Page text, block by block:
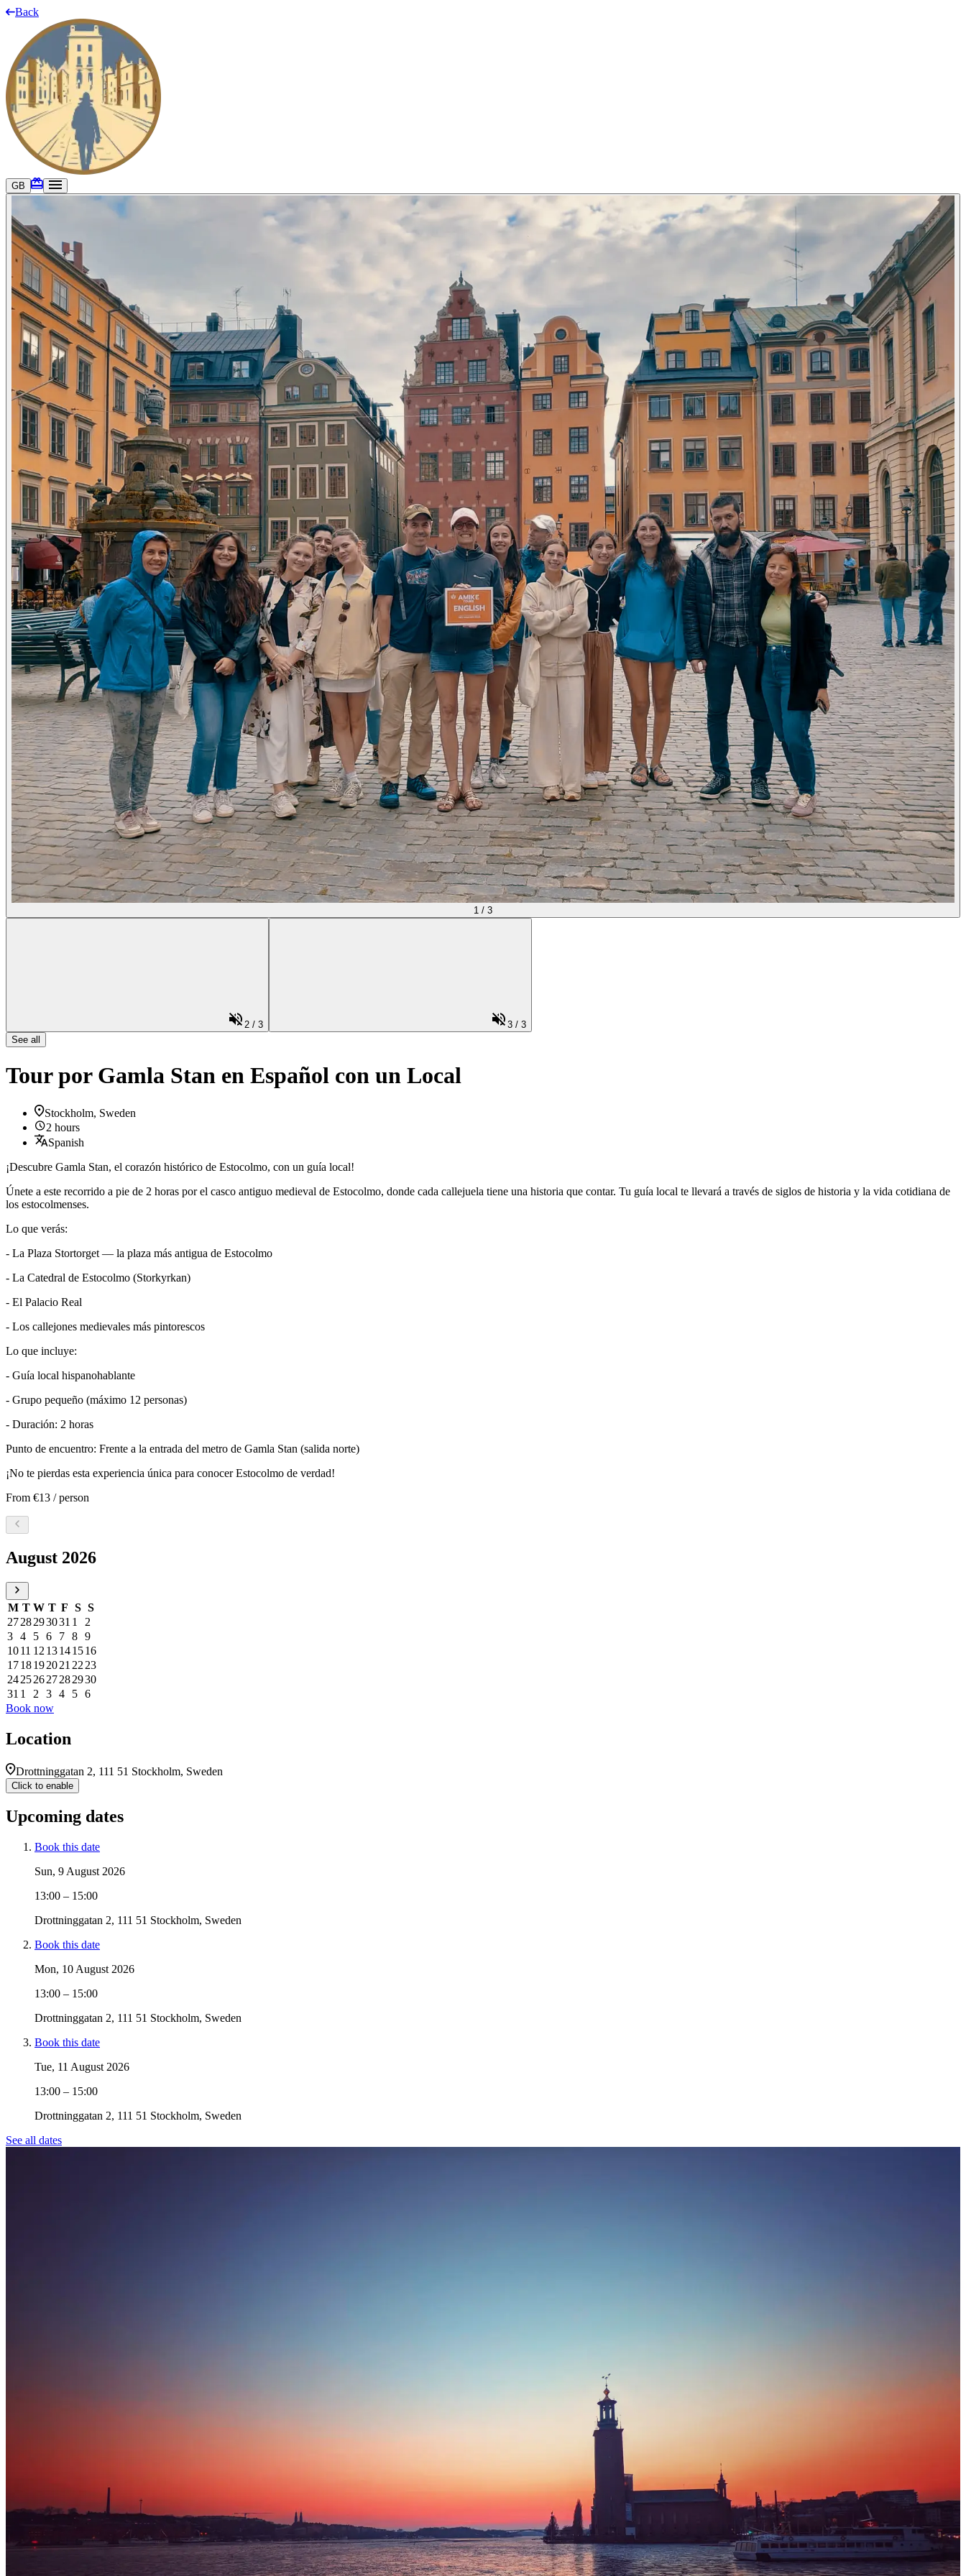
Back
GB
1 / 3
2 / 3 3 / 3
See all
Tour por Gamla Stan en Español con un Local
Stockholm, Sweden
2 hours
Spanish
¡Descubre Gamla Stan, el corazón histórico de Estocolmo, con un guía local!
Únete a este recorrido a pie de 2 horas por el casco antiguo medieval de Estocolmo, donde cada callejuela tiene una historia que contar. Tu guía local te llevará a través de siglos de historia y la vida cotidiana de
los estocolmenses.
Lo que verás:
- La Plaza Stortorget — la plaza más antigua de Estocolmo
- La Catedral de Estocolmo (Storkyrkan)
- El Palacio Real
- Los callejones medievales más pintorescos
Lo que incluye:
- Guía local hispanohablante
- Grupo pequeño (máximo 12 personas)
- Duración: 2 horas
Punto de encuentro: Frente a la entrada del metro de Gamla Stan (salida norte)
¡No te pierdas esta experiencia única para conocer Estocolmo de verdad!
From €13 / person
Select a date, August 2026
August 2026
M T W T F S S
2728293031 1
2
3 4 5 6 7 8 9
1011 12 13141516
1718192021 22 23
24252627282930
31 1 2 3 4 5 6
Book now
Location
Drottninggatan 2, 111 51 Stockholm, Sweden
Click to enable
Upcoming dates
Book this date
Sun, 9 August 2026
13:00 – 15:00
Drottninggatan 2, 111 51 Stockholm, Sweden
Book this date
Mon, 10 August 2026
13:00 – 15:00
Drottninggatan 2, 111 51 Stockholm, Sweden
Book this date
Tue, 11 August 2026
13:00 – 15:00
Drottninggatan 2, 111 51 Stockholm, Sweden
See all dates